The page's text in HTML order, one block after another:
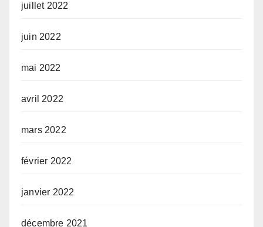
juillet 2022
juin 2022
mai 2022
avril 2022
mars 2022
février 2022
janvier 2022
décembre 2021